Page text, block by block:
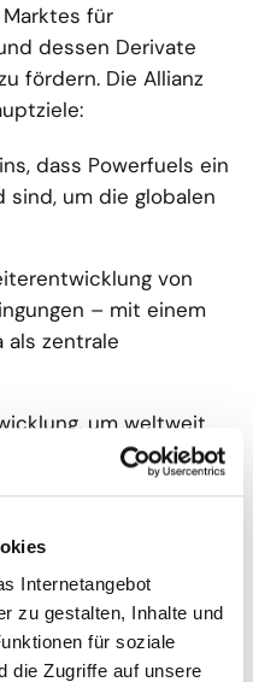
Internetangebot
zu gestalten, Inhalte und
für soziale
die Zugriffe auf unsere
für
dessen Derivate
fördern. Die Allianz
dass Powerfuels ein
sind, um die globalen
von
– mit einem
als zentrale
um weltweit
industriellem